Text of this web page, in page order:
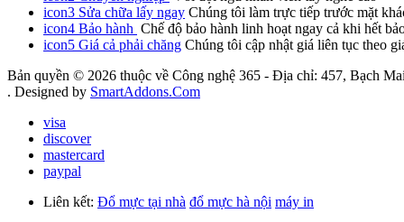
icon3 Sửa chữa lấy ngay Chúng tôi làm trực tiếp trước mặt
icon4 Bảo hành Chế độ bảo hành linh hoạt ngay cả khi hết
icon5 Giá cả phải chăng Chúng tôi cập nhật giá liên tục theo
Bản quyền © 2026 thuộc về Công nghệ 365 - Địa chỉ: 457, Bạch
. Designed by SmartAddons.Com
visa
discover
mastercard
paypal
Liên kết: Đổ mực tại nhà đổ mực hà nội máy in